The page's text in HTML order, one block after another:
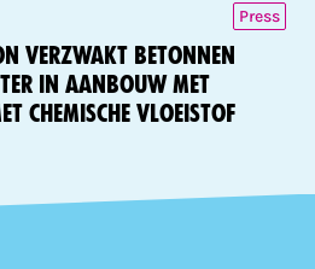
Press
verzwakt betonnen
in aanbouw met
chemische vloeistof